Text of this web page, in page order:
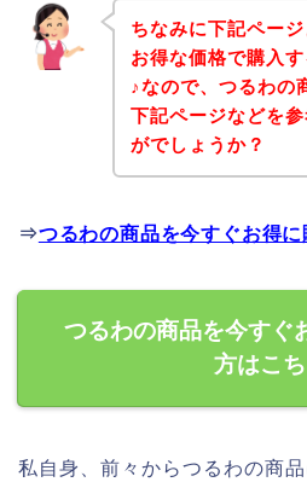
ちなみに下記ペー
お得な価格で購入
♪なので、つるわの
下記ページなどを
がでしょうか？
⇒つるわの商品を今すぐお得
つるわの商品を今すぐ
方はこ
私自身、前々からつるわの商